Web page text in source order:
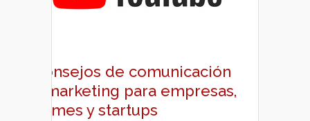
Consejos de comunicación
y marketing para empresas,
pymes y startups